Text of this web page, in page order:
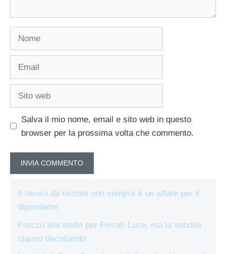
Salva il mio nome, email e sito web in questo
browser per la prossima volta che commento.
Il lavoro da remoto non sempre è un affare per il
dipendente
Prezzo alle stelle per Ferrari Luce, ma la vendite
stanno decollando